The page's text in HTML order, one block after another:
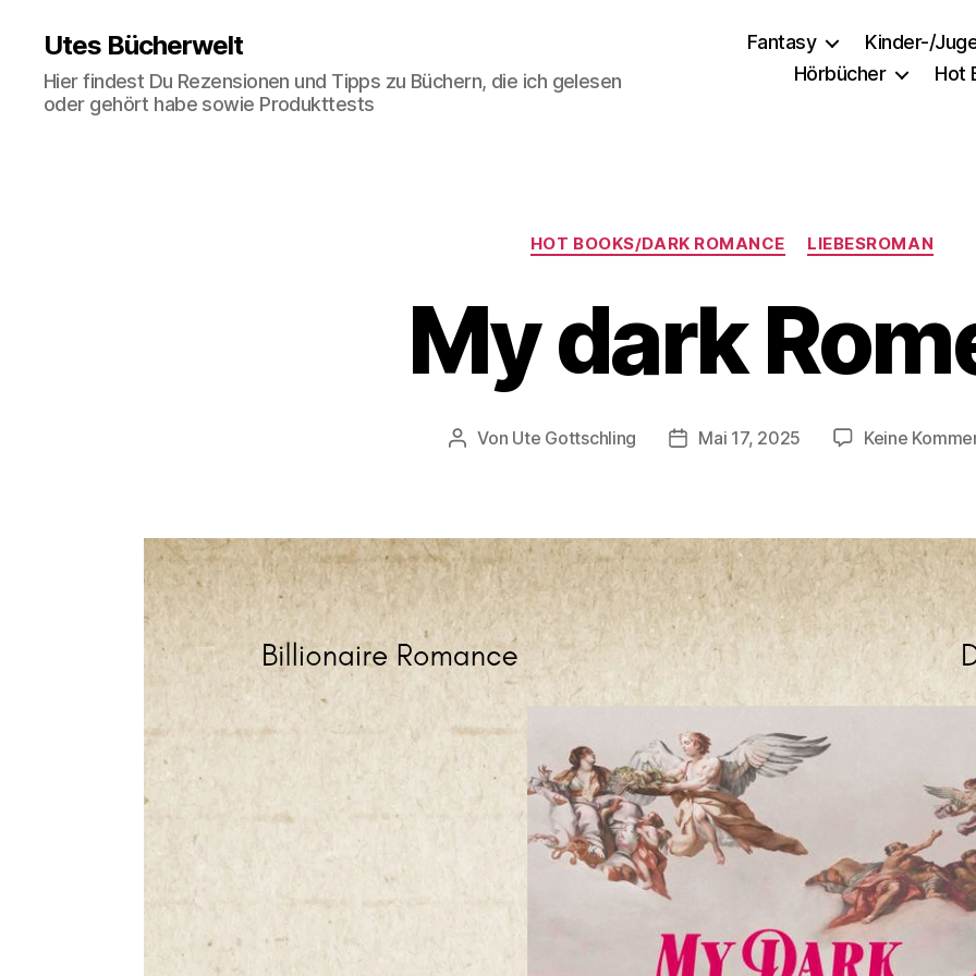
Utes Bücherwelt
Hier findest Du Rezensionen und Tipps zu Büchern, die ich gelesen
oder gehört habe sowie Produkttests
Fantasy Kinder-/
Hörbücher
Hot
Kategorien
HOT BOOKS/DARK ROMANCE LIEBESROMAN
My dark
Beitragsautor
Von Ute Gottschling Veröffentlichungsdatum
Mai 17, 2025 Keine